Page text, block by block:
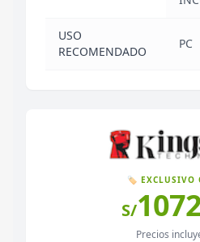
USO
RECOMENDADO
PC
🏷️ EXCLUSIVO
S/
Precios